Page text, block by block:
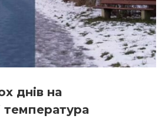
днів на
температура